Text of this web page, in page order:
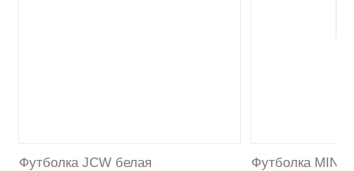
Футболка JCW белая Футболка MINI